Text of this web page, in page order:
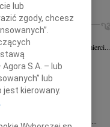
03.08.2026
przyjęliśmy wiadomość o śmierci...
współczucia dla...
Łódź
Pani Janinie...
Nowińskiej wyrazy głębokiego...
lub
zgody, chcesz
S.A. – lub
lub
kierowany.